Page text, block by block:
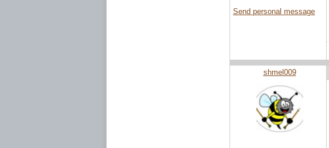
Send personal message
shmel009